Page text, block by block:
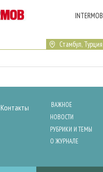
INTERMOB
Стамбул, Турция
Контакты
ВАЖНОЕ
НОВОСТИ
РУБРИКИ И ТЕМЫ
О ЖУРНАЛЕ